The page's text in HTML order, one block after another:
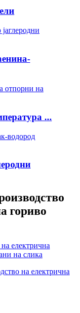
...
гориво